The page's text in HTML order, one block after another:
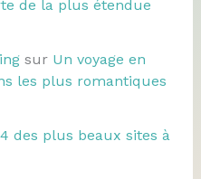
de la plus étendue
sur Un voyage en
les plus romantiques
des plus beaux sites à